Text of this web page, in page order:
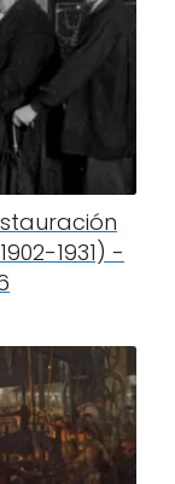
1931) -